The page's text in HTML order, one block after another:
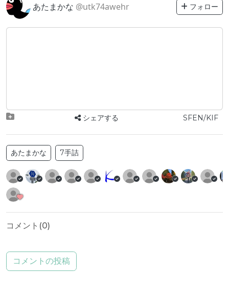
あたまかな @utk74awehr フォロー
シェアする SFEN/KIF
あたまかな 7手詰
コメント(0)
コメントの投稿